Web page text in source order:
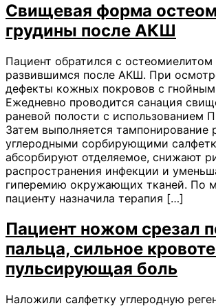
Свищевая форма
грудины после АКШ
Пациент обратился с остеомиелитом
развившимся после АКШ. При
дефекты кожных покровов с
Ежедневно проводится санация
раневой полости с использованием
Затем выполняется тампонирование
углеродными сорбирующими
абсорбируют отделяемое, снижают
распространения инфекции и
гиперемию окружающих тканей. По
пациенту назначила терапия […]
Пациент ножом срезал
пальца, сильное
пульсирующая боль
Наложили салфетку углеродную